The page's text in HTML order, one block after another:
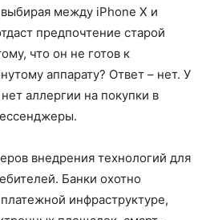
между iPhone X и
предпочтение старой
что он не готов к
аппарату? Ответ – нет. У
аллергии на покупки в
внедрения технологий для
Банки охотно
инфраструктуре,